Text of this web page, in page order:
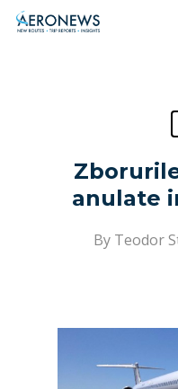
Hit enter to
anulate
By Teodor